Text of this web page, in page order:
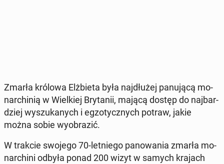
Zmarła królowa Elż­bie­ta była naj­dłu­żej pa­nu­ją­cą mo­
nar­chi­nią w Wiel­kiej Bry­ta­nii, mającą dostęp do naj­bar­
dziej wy­szu­ka­nych i eg­zo­tycz­nych potraw, jakie
można sobie wy­obra­zić.
W trakcie swojego 70-let­nie­go pa­no­wa­nia zmarła mo­
nar­chi­ni odbyła ponad 200 wizyt w samych krajach